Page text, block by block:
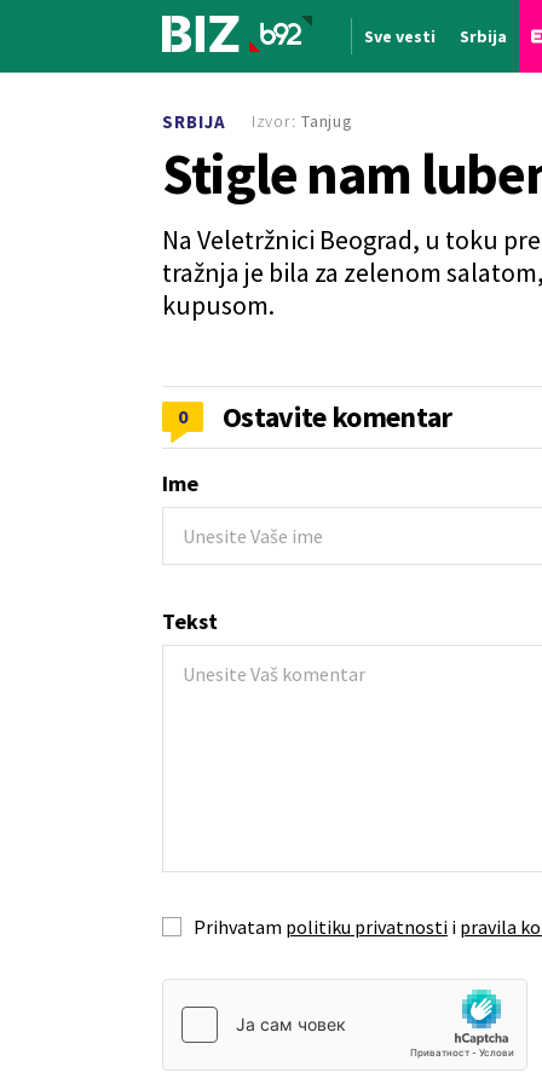
Sve vesti Srbija
SRBIJA
Stigle nam
Na Veletržnici Beograd, u toku
tražnja je bila za zelenom
kupusom.
Izvor: Tanjug
0 Ostavite komentar
Ime
Tekst
Prihvatam politiku privatnosti i pravila